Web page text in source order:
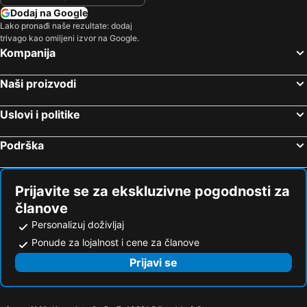
Uranupolis, Centralna Makedonija Hoteli
Leptokarija, Centralna Makedonija Hoteli
Pefkohori, Centralna Makedonija Hoteli
Potos, Istočna Makedonija i Trakija Hoteli
Dodaj na Google
Lako pronađi naše rezultate: dodaj
trivago kao omiljeni izvor na Google.
Kompanija
Naši proizvodi
Uslovi i politike
Podrška
Prijavite se za ekskluzivne pogodnosti za
članove
Personalizuj doživljaj
Ponude za lojalnost i cene za članove
Prijavi se